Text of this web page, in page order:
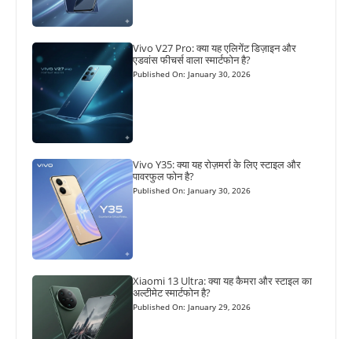
Vivo V27 Pro: क्या यह एलिगेंट डिज़ाइन और
एडवांस फीचर्स वाला स्मार्टफोन है?
Published On: January 30, 2026
Vivo Y35: क्या यह रोज़मर्रा के लिए स्टाइल और
पावरफुल फोन है?
Published On: January 30, 2026
Xiaomi 13 Ultra: क्या यह कैमरा और स्टाइल का
अल्टीमेट स्मार्टफोन है?
Published On: January 29, 2026